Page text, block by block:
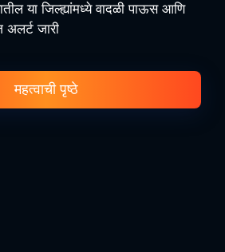
या जिल्ह्यांमध्ये वादळी पाऊस आणि
जारी
महत्वाची पृष्ठे